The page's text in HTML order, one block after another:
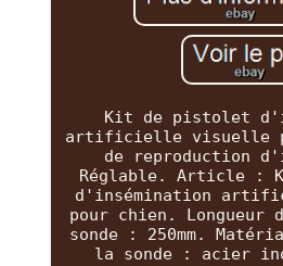
Kit de pistolet
artificielle visuelle
de reproduction
Réglable. Article :
d'insémination
pour chien.
sonde : 250mm.
la sonde : acier